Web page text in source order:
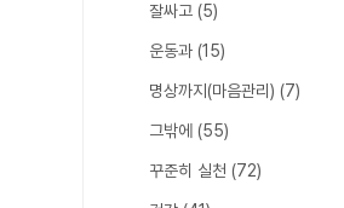
잘싸고 (5)
운동과 (15)
명상까지(마음관리) (7)
그밖에 (55)
꾸준히 실천 (72)